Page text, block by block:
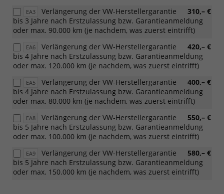
EA3 310,– €
Verlängerung der VW-Herstellergarantie
bis 3 Jahre nach Erstzulassung bzw. Garantieanmeldung
oder max. 90.000 km (je nachdem, was zuerst eintrifft)
EA6 420,– €
Verlängerung der VW-Herstellergarantie
bis 4 Jahre nach Erstzulassung bzw. Garantieanmeldung
oder max. 120.000 km (je nachdem, was zuerst eintrifft)
EA5 400,– €
Verlängerung der VW-Herstellergarantie
bis 4 Jahre nach Erstzulassung bzw. Garantieanmeldung
oder max. 80.000 km (je nachdem, was zuerst eintrifft)
EA8 550,– €
Verlängerung der VW-Herstellergarantie
bis 5 Jahre nach Erstzulassung bzw. Garantieanmeldung
oder max. 100.000 km (je nachdem, was zuerst eintrifft)
EA9 580,– €
Verlängerung der VW-Herstellergarantie
bis 5 Jahre nach Erstzulassung bzw. Garantieanmeldung
oder max. 150.000 km (je nachdem, was zuerst eintrifft)